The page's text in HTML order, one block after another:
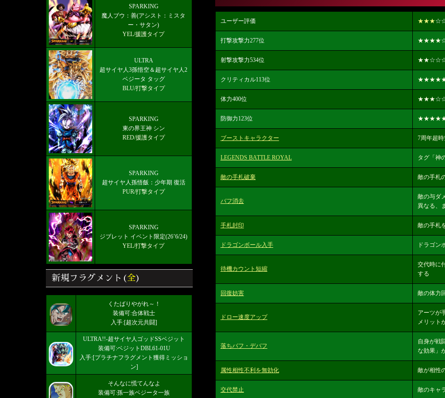
ユーザー評価 ★★★
打撃攻撃力277位 ★★★★
射撃攻撃力534位 ★★
クリティカル113位
体力400位 ★★★
防御力123位
ブーストキャラクター 7周年超時
LEGENDS BATTLE ROYAL タグ「神
敵の手札破棄 敵の手札
バフ消去
敵の与ダ
異なる、
手札封印 敵の手札
ドラゴンボール入手 ドラゴン
待機カウント短縮
交代時に
する
回復妨害 敵の体力
ドロー速度アップ
アーツが
メリット
落ちバフ・デバフ
自身が戦
な効果」
属性相性不利を無効化 敵が相性
交代禁止 敵のキャ
最新メインストーリー「第19部3章
(6/10)」配信【更新履歴】
SPARKING
魔人ブウ：善(アシスト：ミスタ
ー・サタン)
YEL/援護タイプ
ULTRA
超サイヤ人3孫悟空＆超サイヤ人2
ベジータ タッグ
BLU/打撃タイプ
SPARKING
東の界王神 シン
RED/援護タイプ
SPARKING
超サイヤ人孫悟飯：少年期 復活
PUR/打撃タイプ
SPARKING
ジブレット イベント限定(26’6/24)
YEL/打撃タイプ
新規フラグメント(全)
くたばりやがれ～！
装備可:合体戦士
入手:[超次元共闘]
ULTRA!!-超サイヤ人ゴッドSSベジット
装備可:ベジットDBL61-01U
入手:[プラチナフラグメント獲得ミッショ
ン]
そんなに慌てんなよ
装備可:孫一族ベジータ一族